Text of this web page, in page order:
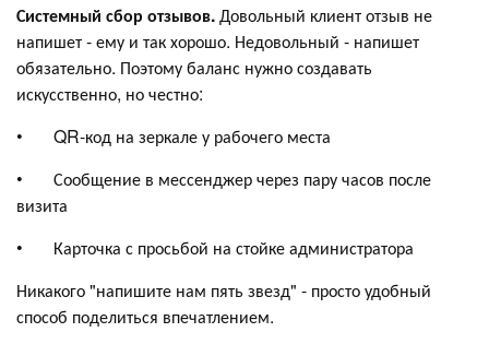
Системный сбор отзывов.Довольный клиент отзыв не
напишет - ему и так хорошо. Недовольный - напишет
обязательно. Поэтому баланс нужно создавать
искусственно, но честно:
• QR-код на зеркале у рабочего места
• Сообщение в мессенджер через пару часов после
визита
• Карточка с просьбой на стойке администратора
Никакого "напишите нам пять звезд" - просто удобный
способ поделиться впечатлением.